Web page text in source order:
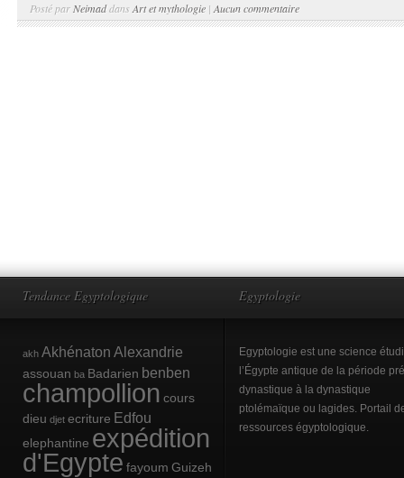
Posté parNeimaddansArt et mythologie | Aucun commentaire
Tendance Egyptologique
akh Akhénaton Alexandrie
assouan ba Badarien benben
champollion cours
dieu djet ecriture Edfou
elephantine expédition
d'Egyptefayoum Guizeh
Egyptologie
Egyptologie est une science
l’Égypte antique de la période
dynastique à la dynastique
ptolémaïque ou lagides. Portail
ressources égyptologique.